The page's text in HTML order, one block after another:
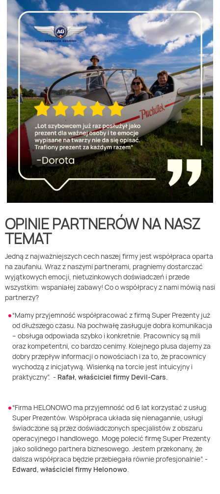
OPINIE PARTNERÓW NA NASZ
TEMAT
Jedną z najważniejszych cech naszej firmy jest współpraca oparta
na zaufaniu. Wraz z naszymi partnerami, pragniemy dostarczać
wyjątkowych emocji, nietuzinkowych doświadczeń i przede
wszystkim: wspaniałej zabawy! Co o współpracy z nami mówią nasi
partnerzy?
“Mamy przyjemność współpracować z firmą Super Prezenty już
od dłuższego czasu. Na pochwałę zasługuje dobra komunikacja
– obsługa odpowiada szybko i konkretnie. Pracownicy są mili
oraz kompetentni, co bardzo cenimy. Kolejnego plusa dajemy za
dobry przepływ informacji o nowościach i za to, że pracownicy
wychodzą z inicjatywą. Wisienką na torcie jest intuicyjny i
praktyczny”. - Rafał, właściciel firmy Devil-Cars.
“Firma HELONOWO ma przyjemność od 6 lat korzystać z usług
Super Prezentów. Współpraca układa się nienagannie, usługi
świadczone są przez doświadczonych specjalistów z obszaru
operacyjnego i handlowego. Mogę polecić firmę Super Prezenty
jako solidnego partnera biznesowego. Jestem przekonany, że
dalsza współpraca będzie przebiegała równie profesjonalnie”. -
Edward, właściciel firmy Helonowo.